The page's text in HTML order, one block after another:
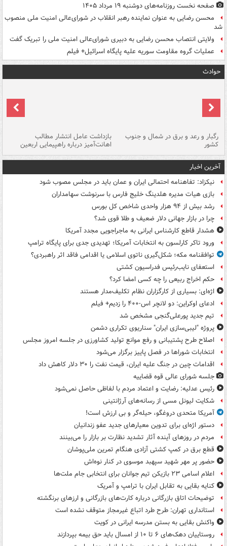
صفحه نخست روزنامه‌های دوشنبه ۱۹ مرداد ۱۴۰۵
محسن رضایی به عنوان نماینده رهبر انقلاب در شورای‌عالی امنیت ملی منصوب
شد
ولایتی انتصاب محسن رضایی به دبیری شورای‌عالی امنیت ملی را تبریک گفت
عملیات گروه مقاومت سوریه علیه پایگاه اسرائیل+ فیلم
حوادث
رگبار و رعد و برق در شمال و جنوب
کشور
بازداشت عامل انتشار مطالب
اهانت‌آمیز درباره راهپیمایی اربعین
آخرین اخبار
نیکزاد: تفاهنامه احتمالی ایران و عمان باید در مجلس مصوب شود
بازی هیات مدیره هلدینگ خلیج فارس با سرنوشت سهامداران
رشد بیش از ۹۴ هزار واحدی شاخص کل بورس
چرا در بازار جهانی دلار ضعیف و طلا قوی شد؟
هشدار قاطع کارشناس ایرانی به ماجراجویی مجدد آمریکا
ورود تاکر کارلسون به انتخابات آمریکا؛ تهدیدی جدی برای پایگاه ترامپ
توافقنامه مکه؛ شکل‌گیری ناتوی اسلامی یا اقدامی فاقد اثر راهبردی؟
استعفای نایب‌رئیس فدراسیون کشتی
حکم اخراج ربیعی را چه کسی امضا کرد؟
اژه‌ای: بسیاری از کارگزاران نظام تکلیف‌مدار هستند
ادعای اوکراین: دو لانچر اس-۴۰۰ را زدیم+ فیلم
تیم جدید پورعلی‌گنجی مشخص شد
پروژه "لیبی‌سازی ایران" سناریوی تکراری دشمن
اصلاح طرح پشتیبانی و رفع موانع تولید کشاورزی در جلسه امروز مجلس
انتخابات شوراها در فصل پاییز برگزار می‌شود
اقدامات چین در جنگ علیه ایران، قیمت نفت را ۳۰ دلار کاهش داد
جلسه شورای عالی قوه قضاییه
رئیس عدلیه: رضایت و اعتماد مردم با لفاظی حاصل نمی‌شود
شکایت لیونل مسی از رسانه‌های آرژانتینی
آمریکا متحدی دروغگو، حیله‌گر و بی ارزش است!
دستور اژه‌ای برای تدوین معیارهای جدید عفو زندانیان
مردم در روزهای آینده آثار تشدید نظارت بر بازار را می‌بینند
قطع برق در کمپ کشتی آزادی هنگام تمرین ملی‌پوشان
حضور پر مهر شهید سپهبد موسوی در کنار نوه‌اش
اعلام اسامی ۲۳ بازیکن تیم جوانان برای انتخابی جام ملت‌ها
کنایه بقایی به تقابل ایران با ترامپ و آمریک
توضیحات اتاق بازرگانی درباره کارت‌های بازرگانی و ارزهای برنگشته
استانداری تهران: طرح طرد اتباع غیرمجاز متوقف نشده است
واکنش بقایی به بستن مدرسه ایرانی در کویت
روستاییان دهک‌های ۶ تا ۱۰ از امسال باید حق بیمه بپردازند